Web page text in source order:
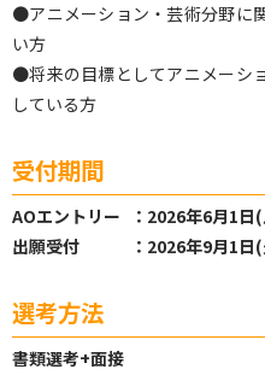
●アニメーション・芸術分野に
い方
●将来の目標としてアニメーシ
している方
受付期間
AOエントリー
：2026年6月1
出願受付
：2026年9月1
選考方法
書類選考+面接